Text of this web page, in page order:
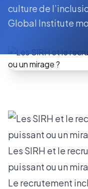
culture de
Global Institute
Les SIRH et le
puissant ou un
Le recrutement